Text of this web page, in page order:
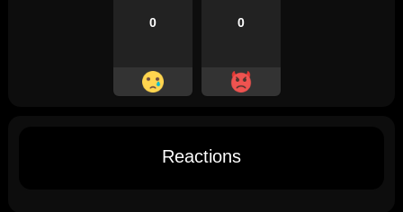
0 0
Reactions